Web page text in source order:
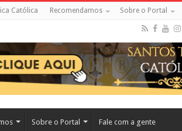
Católica Recomendamos Sobre o Portal
Sobre o Portal Fale com a gente